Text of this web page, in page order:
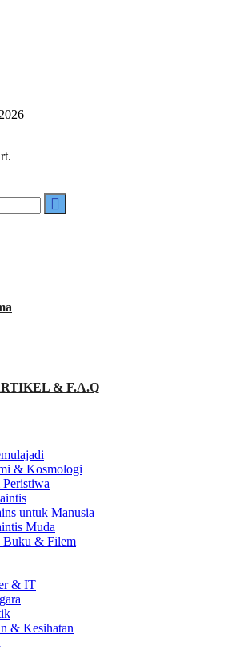
& F.A.Q
& Kosmologi
untuk Manusia
Muda
Buku & Filem
& IT
& Kesihatan